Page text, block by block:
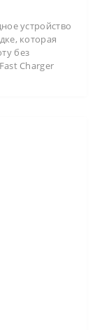
устройство
которая
без
Charger